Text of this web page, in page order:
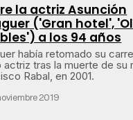
la actriz Asunción
('Gran hotel',
a los 94 años
había retomado su
tras la muerte de su
Rabal, en 2001.
2019